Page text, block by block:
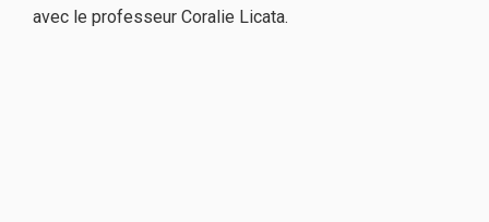
avec le professeur Coralie Licata.